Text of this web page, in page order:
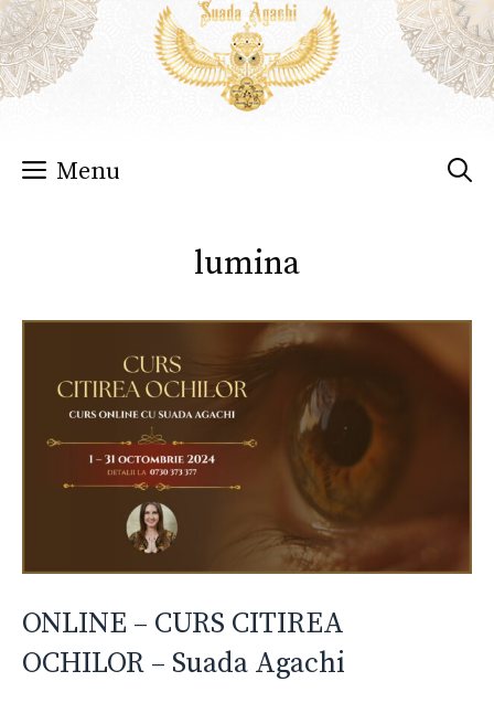
Sari
la
conținut
Menu
lumina
ONLINE – CURS CITIREA
OCHILOR – Suada Agachi